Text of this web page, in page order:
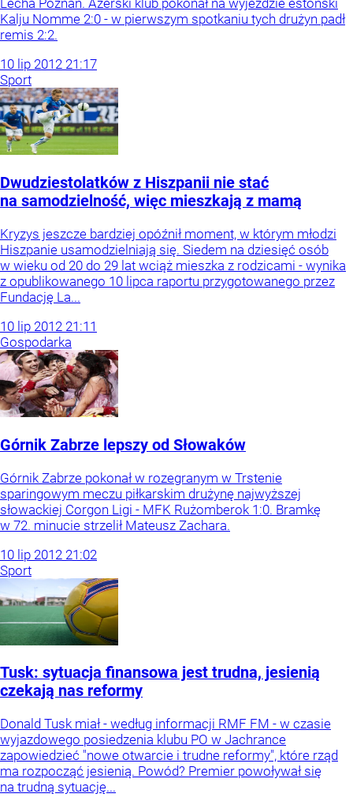
Lecha Poznań. Azerski klub pokonał na wyjeździe estoński
Kalju Nomme 2:0 - w pierwszym spotkaniu tych drużyn padł
remis 2:2.
10 lip 2012 21:17
Sport
Dwudziestolatków z Hiszpanii nie stać
na samodzielność, więc mieszkają z mamą
Kryzys jeszcze bardziej opóźnił moment, w którym młodzi
Hiszpanie usamodzielniają się. Siedem na dziesięć osób
w wieku od 20 do 29 lat wciąż mieszka z rodzicami - wynika
z opublikowanego 10 lipca raportu przygotowanego przez
Fundację La...
10 lip 2012 21:11
Gospodarka
Górnik Zabrze lepszy od Słowaków
Górnik Zabrze pokonał w rozegranym w Trstenie
sparingowym meczu piłkarskim drużynę najwyższej
słowackiej Corgon Ligi - MFK Rużomberok 1:0. Bramkę
w 72. minucie strzelił Mateusz Zachara.
10 lip 2012 21:02
Sport
Tusk: sytuacja finansowa jest trudna, jesienią
czekają nas reformy
Donald Tusk miał - według informacji RMF FM - w czasie
wyjazdowego posiedzenia klubu PO w Jachrance
zapowiedzieć "nowe otwarcie i trudne reformy", które rząd
ma rozpocząć jesienią. Powód? Premier powoływał się
na trudną sytuację...